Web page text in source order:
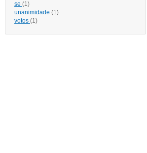
se (1)
unanimidade (1)
votos (1)